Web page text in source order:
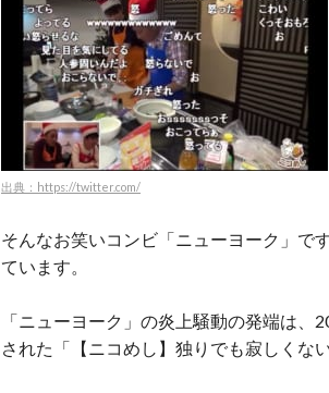
出典：https://twitter.com/
そんなお笑いコンビ「ニューヨーク」で
ています。
「ニューヨーク」の炎上騒動の発端は
された「【ニコめし】独りでも寂しくな